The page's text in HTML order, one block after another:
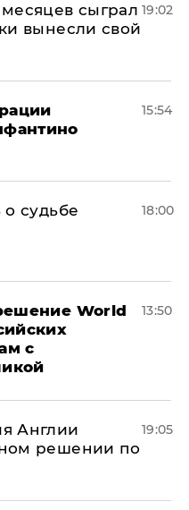
сыграл
вынесли свой
19:02
15:54
судьбе
18:00
World
с
13:50
Англии
решении по
19:05